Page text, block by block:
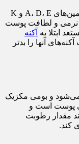
از نوع فرابکر به‌دلیل داشتن ویتامین‌های A، D، E و K
و لطافت پوست
ابتلا به آکنه
آنها را بدتر
می‌شود و بومی مکزیک
پوست است و
مقدار رطوبت
کند.